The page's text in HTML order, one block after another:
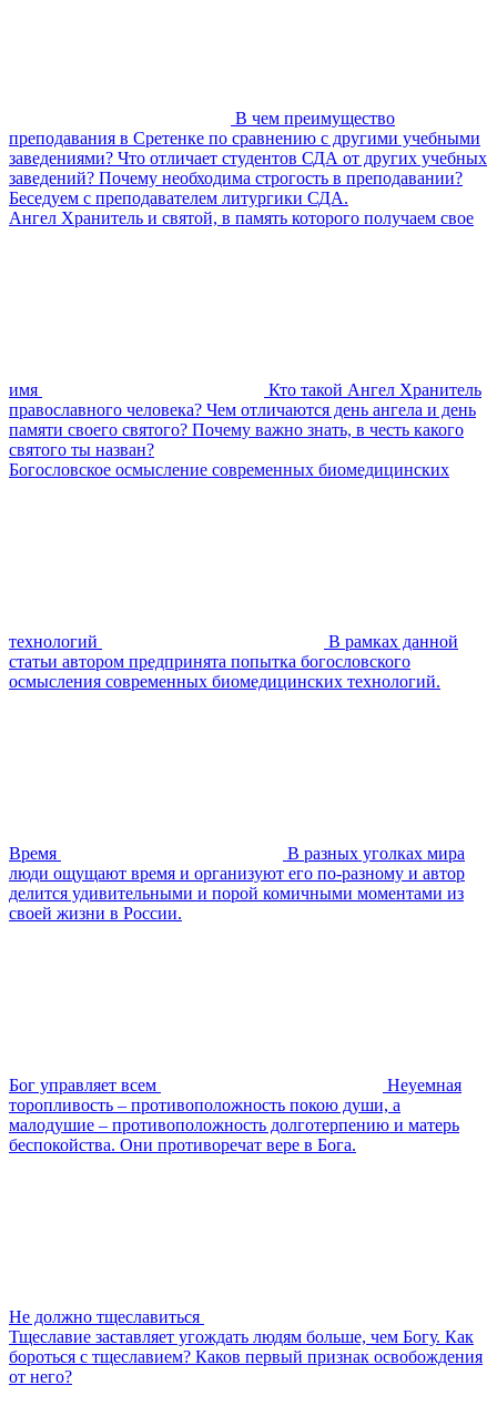
В чем преимущество
преподавания в Сретенке по сравнению с другими учебными
заведениями? Что отличает студентов СДА от других учебных
заведений? Почему необходима строгость в преподавании?
Беседуем с преподавателем литургики СДА.
Ангел Хранитель и святой, в память которого получаем свое
имя
Кто такой Ангел Хранитель
православного человека? Чем отличаются день ангела и день
памяти своего святого? Почему важно знать, в честь какого
святого ты назван?
Богословское осмысление современных биомедицинских
технологий
В рамках данной
статьи автором предпринята попытка богословского
осмысления современных биомедицинских технологий.
Время
В разных уголках мира
люди ощущают время и организуют его по-разному и автор
делится удивительными и порой комичными моментами из
своей жизни в России.
Бог управляет всем
Неуемная
торопливость – противоположность покою души, а
малодушие – противоположность долготерпению и матерь
беспокойства. Они противоречат вере в Бога.
Не должно тщеславиться
Тщеславие заставляет угождать людям больше, чем Богу. Как
бороться с тщеславием? Каков первый признак освобождения
от него?